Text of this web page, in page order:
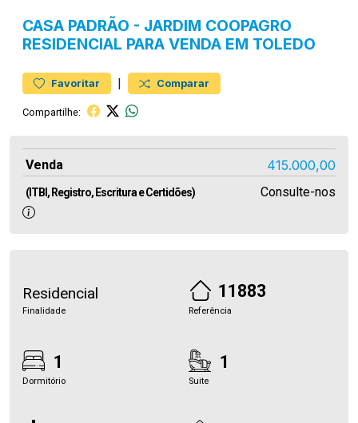
CASA PADRÃO - JARDIM COOPAGRO
RESIDENCIAL PARA VENDA EM TOLEDO
Favoritar | Comparar
Compartilhe:
Venda 415.000,00
(ITBI, Registro, Escritura e Certidões) Consulte-nos
Residencial
Finalidade
11883
Referência
1
Dormitório
1
Suite